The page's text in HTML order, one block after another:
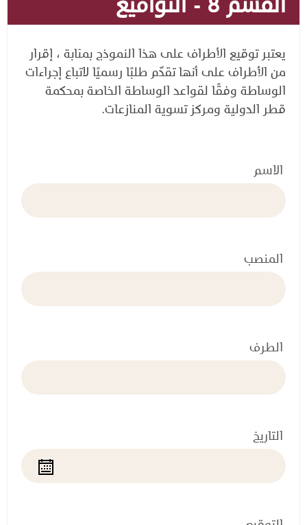
يعتبر توقيع الأطراف على هذا النموذج بمثابة ، إقرار
من الأطراف على أنها تقدّم طلبًا رسميًا لاتباع إجراءات
الوساطة وفقًا لقواعد الوساطة الخاصة بمحكمة
قطر الدولية ومركز تسوية المنازعات.
الاسم
المنصب
الطرف
التاريخ